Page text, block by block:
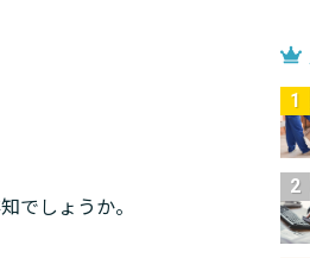
でしょうか。
1
2